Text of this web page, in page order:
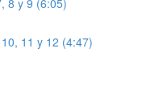
11 y 12 (4:47)